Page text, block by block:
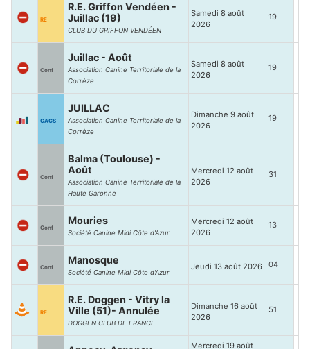
RE
R.E. Griffon Vendéen -
Juillac (19)
CLUB DU GRIFFON VENDÉEN
Samedi 8 août
2026
19
Conf
Juillac - Août
Association Canine Territoriale de la
Corrèze
Samedi 8 août
2026
19
CACS
JUILLAC
Association Canine Territoriale de la
Corrèze
Dimanche 9 août
2026
19
Conf
Balma (Toulouse) -
Août
Association Canine Territoriale de la
Haute Garonne
Mercredi 12 août
2026
31
Conf
Mouries
Société Canine Midi Côte d'Azur
Mercredi 12 août
2026
13
Conf
Manosque
Société Canine Midi Côte d'Azur
Jeudi 13 août 2026 04
RE
R.E. Doggen - Vitry la
Ville (51)- Annulée
DOGGEN CLUB DE FRANCE
Dimanche 16 août
2026
51
Mercredi 19 août